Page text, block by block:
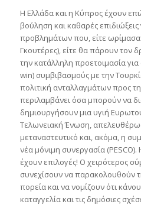
Η Ελλάδα και η Κύπρος έχουν
βούληση και καθαρές
προβλημάτων που, είτε
Γκουτέρες), είτε θα πάρουν τον
την κατάλληλη προετοιμασία
win) συμβιβασμούς με την
πολιτική ανταλλαγμάτων προς
περιλαμβάνει όσα μπορούν να
δημιουργήσουν μια υγιή
Τελωνειακή Ένωση,
μεταναστευτικό και, ακόμα, η
νέα μόνιμη συνεργασία
έχουν επιλογές! Ο χειρότερος
συνεχίσουν να παρακολουθούν
πορεία και να νομίζουν ότι
καταγγελία και τις δημόσιες